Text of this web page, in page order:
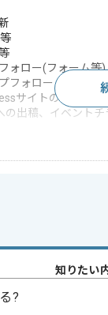
ォロー(フォーム等)
フォロー
サイトのテーマ
出稿、イベント
参画実績あり , 20代
知りたい
?